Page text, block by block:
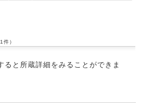
件）
ると所蔵詳細をみることができま